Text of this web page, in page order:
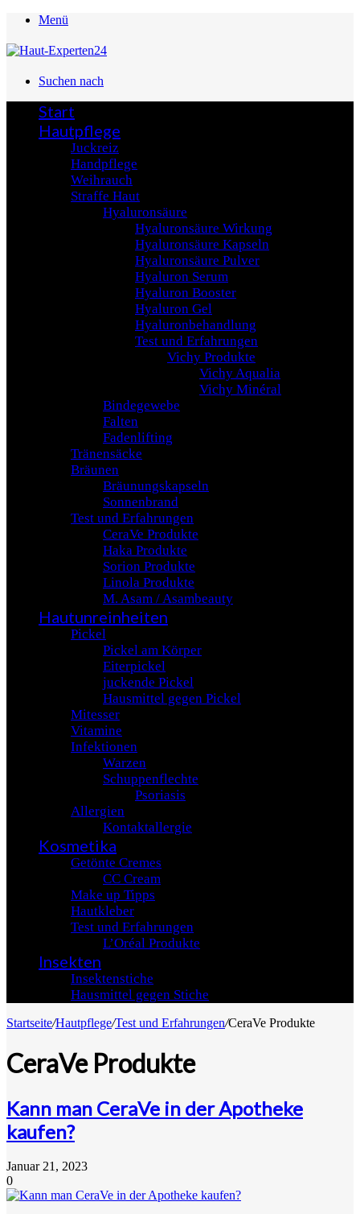
Menü
Suchen nach
Start
Hautpflege
Juckreiz
Handpflege
Weihrauch
Straffe Haut
Hyaluronsäure
Hyaluronsäure Wirkung
Hyaluronsäure Kapseln
Hyaluronsäure Pulver
Hyaluron Serum
Hyaluron Booster
Hyaluron Gel
Hyaluronbehandlung
Test und Erfahrungen
Vichy Produkte
Vichy Aqualia
Vichy Minéral
Bindegewebe
Falten
Fadenlifting
Tränensäcke
Bräunen
Bräunungskapseln
Sonnenbrand
Test und Erfahrungen
CeraVe Produkte
Haka Produkte
Sorion Produkte
Linola Produkte
M. Asam / Asambeauty
Hautunreinheiten
Pickel
Pickel am Körper
Eiterpickel
juckende Pickel
Hausmittel gegen Pickel
Mitesser
Vitamine
Infektionen
Warzen
Schuppenflechte
Psoriasis
Allergien
Kontaktallergie
Kosmetika
Getönte Cremes
CC Cream
Make up Tipps
Hautkleber
Test und Erfahrungen
L’Oréal Produkte
Insekten
Insektenstiche
Hausmittel gegen Stiche
Startseite/Hautpflege/Test und Erfahrungen/CeraVe Produkte
CeraVe Produkte
Kann man CeraVe in der Apotheke
kaufen?
Januar 21, 2023
0